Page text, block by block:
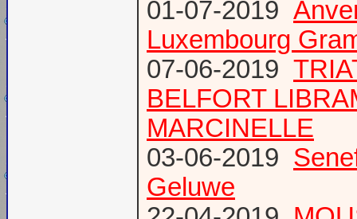
01-07-2019
Luxembourg
07-06-2019
BELFORT
MARCINELLE
03-06-2019
Geluwe